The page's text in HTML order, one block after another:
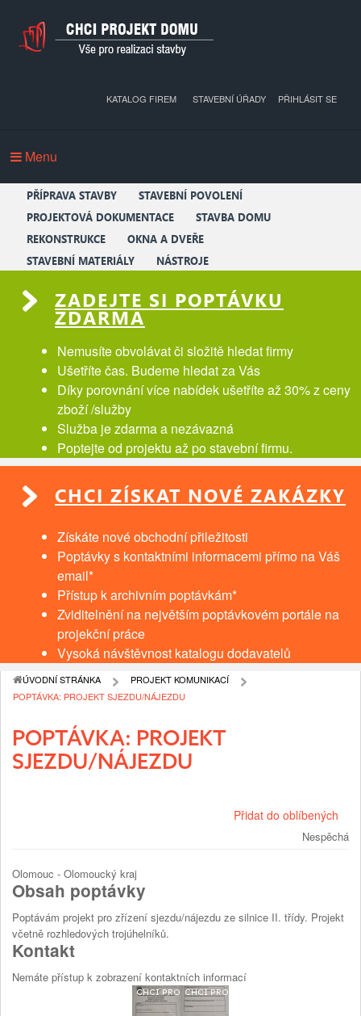
PŘIHLÁSIT SE
KATALOG FIREM STAVEBNÍ ÚŘADY
Menu
PŘÍPRAVA STAVBY
STAVEBNÍ POVOLENÍ
PROJEKTOVÁ DOKUMENTACE
STAVBA DOMU
REKONSTRUKCE
OKNA A DVEŘE
STAVEBNÍ MATERIÁLY
NÁSTROJE
ZADEJTE SI POPTÁVKU
ZDARMA
Nemusíte obvolávat či složitě hledat firmy
Ušetříte čas. Budeme hledat za Vás
Díky porovnání více nabídek ušetříte až 30% z ceny
zboží /služby
Služba je zdarma a nezávazná
Poptejte od projektu až po stavební firmu.
CHCI ZÍSKAT NOVÉ ZAKÁZKY
Získáte nové obchodní přiležitosti
Poptávky s kontaktními informacemi přímo na Váš
email*
Přístup k archivním poptávkám*
Zviditelnění na největším poptávkovém portále na
projekční práce
Vysoká návštěvnost katalogu dodavatelů
ÚVODNÍ STRÁNKA
PROJEKT KOMUNIKACÍ
POPTÁVKA: PROJEKT SJEZDU/NÁJEZDU
POPTÁVKA: PROJEKT
SJEZDU/NÁJEZDU
Přidat do oblíbených
Nespěchá
Olomouc - Olomoucký kraj
Obsah poptávky
Poptávám projekt pro zřízení sjezdu/nájezdu ze silnice II. třídy. Projekt
včetně rozhledových trojúhelníků.
Kontakt
Nemáte přístup k zobrazení kontaktních informací